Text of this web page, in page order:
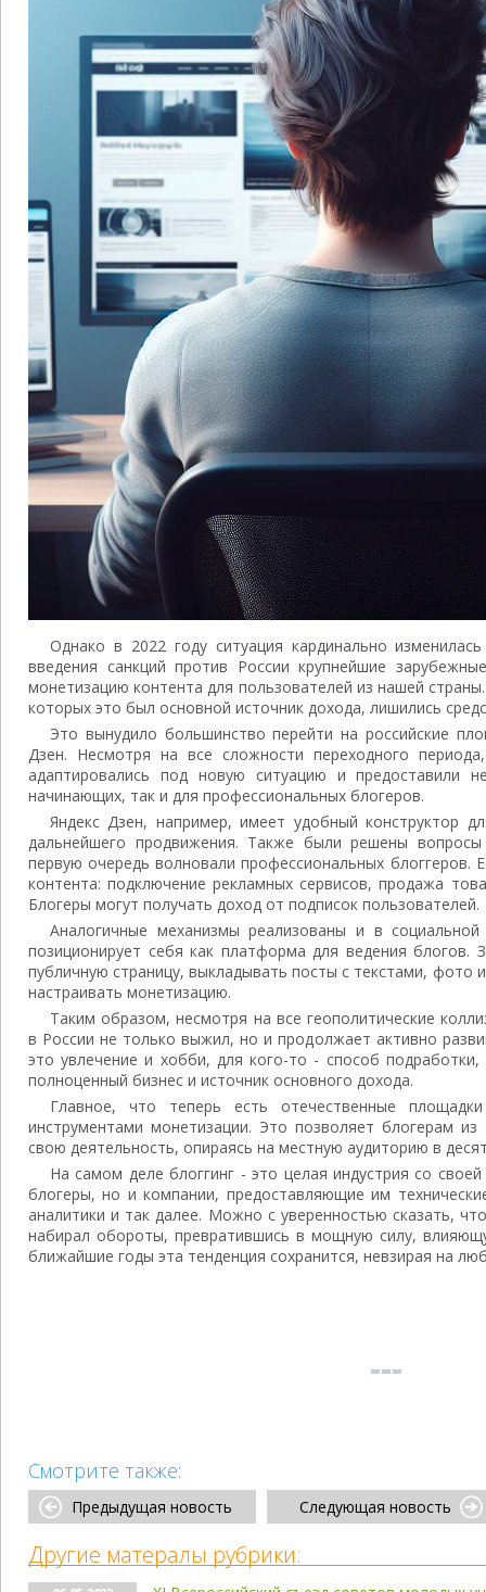
Однако в 2022 году ситуация кардинально
введения санкций против России крупнейшие
монетизацию контента для пользователей из нашей
которых это был основной источник дохода, лишились
Это вынудило большинство перейти на российские
Дзен. Несмотря на все сложности переходного
адаптировались под новую ситуацию и предоставили
начинающих, так и для профессиональных блогеров.
Яндекс Дзен, например, имеет удобный конструктор
дальнейшего продвижения. Также были решены
первую очередь волновали профессиональных блоггеров.
контента: подключение рекламных сервисов, продажа
Блогеры могут получать доход от подписок пользователей.
Аналогичные механизмы реализованы и в
позиционирует себя как платформа для ведения блогов.
публичную страницу, выкладывать посты с текстами, фото
настраивать монетизацию.
Таким образом, несмотря на все геополитические
в России не только выжил, но и продолжает активно
это увлечение и хобби, для кого-то - способ
полноценный бизнес и источник основного дохода.
Главное, что теперь есть отечественные
инструментами монетизации. Это позволяет блогерам
свою деятельность, опираясь на местную аудиторию в
На самом деле блоггинг - это целая индустрия со
блогеры, но и компании, предоставляющие им
аналитики и так далее. Можно с уверенностью сказать,
набирал обороты, превратившись в мощную силу,
ближайшие годы эта тенденция сохранится, невзирая на
Смотрите также:
Предыдущая новость Следующая новость
Другие матералы рубрики: